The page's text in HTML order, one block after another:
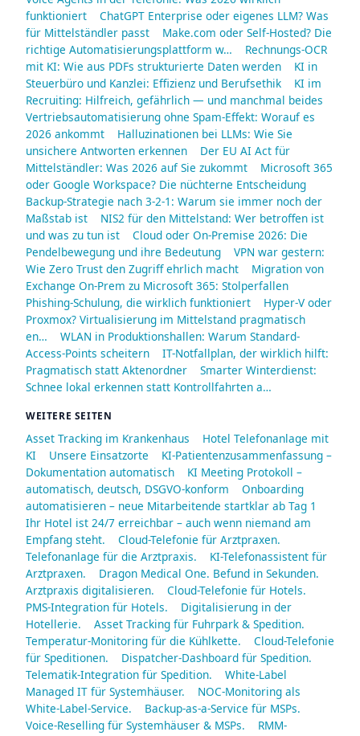
funktioniert
ChatGPT Enterprise oder eigenes LLM? Was
für Mittelständler passt
Make.com oder Self-Hosted? Die
richtige Automatisierungsplattform w…
Rechnungs-OCR
mit KI: Wie aus PDFs strukturierte Daten werden
KI in
Steuerbüro und Kanzlei: Effizienz und Berufsethik
KI im
Recruiting: Hilfreich, gefährlich — und manchmal beides
Vertriebsautomatisierung ohne Spam-Effekt: Worauf es
2026 ankommt
Halluzinationen bei LLMs: Wie Sie
unsichere Antworten erkennen
Der EU AI Act für
Mittelständler: Was 2026 auf Sie zukommt
Microsoft 365
oder Google Workspace? Die nüchterne Entscheidung
Backup-Strategie nach 3-2-1: Warum sie immer noch der
Maßstab ist
NIS2 für den Mittelstand: Wer betroffen ist
und was zu tun ist
Cloud oder On-Premise 2026: Die
Pendelbewegung und ihre Bedeutung
VPN war gestern:
Wie Zero Trust den Zugriff ehrlich macht
Migration von
Exchange On-Prem zu Microsoft 365: Stolperfallen
Phishing-Schulung, die wirklich funktioniert
Hyper-V oder
Proxmox? Virtualisierung im Mittelstand pragmatisch
en…
WLAN in Produktionshallen: Warum Standard-
Access-Points scheitern
IT-Notfallplan, der wirklich hilft:
Pragmatisch statt Aktenordner
Smarter Winterdienst:
Schnee lokal erkennen statt Kontrollfahrten a…
WEITERE SEITEN
Asset Tracking im Krankenhaus
Hotel Telefonanlage mit
KI
Unsere Einsatzorte
KI-Patientenzusammenfassung –
Dokumentation automatisch
KI Meeting Protokoll –
automatisch, deutsch, DSGVO-konform
Onboarding
automatisieren – neue Mitarbeitende startklar ab Tag 1
Ihr Hotel ist 24/7 erreichbar – auch wenn niemand am
Empfang steht.
Cloud-Telefonie für Arztpraxen.
Telefonanlage für die Arztpraxis.
KI-Telefonassistent für
Arztpraxen.
Dragon Medical One. Befund in Sekunden.
Arztpraxis digitalisieren.
Cloud-Telefonie für Hotels.
PMS-Integration für Hotels.
Digitalisierung in der
Hotellerie.
Asset Tracking für Fuhrpark & Spedition.
Temperatur-Monitoring für die Kühlkette.
Cloud-Telefonie
für Speditionen.
Dispatcher-Dashboard für Spedition.
Telematik-Integration für Spedition.
White-Label
Managed IT für Systemhäuser.
NOC-Monitoring als
White-Label-Service.
Backup-as-a-Service für MSPs.
Voice-Reselling für Systemhäuser & MSPs.
RMM-